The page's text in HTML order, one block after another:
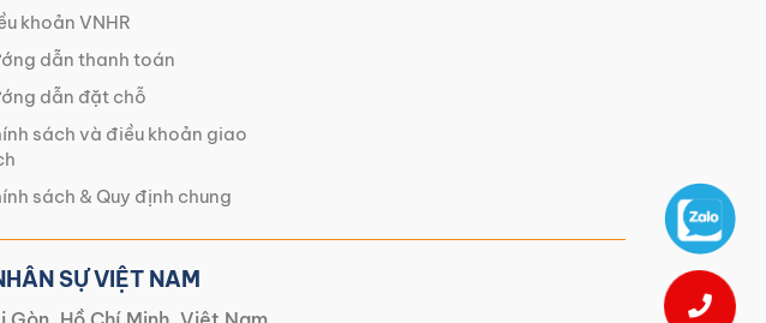
khoản VNHR
dẫn thanh toán
dẫn đặt chỗ
sách và điều khoản giao
sách & Quy định chung
SỰ VIỆT NAM